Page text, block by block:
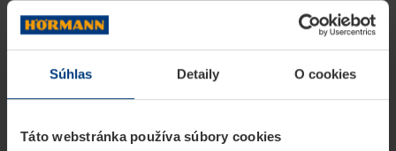
Súhlas Detaily O cookies
Táto webstránka používa súbory cookies